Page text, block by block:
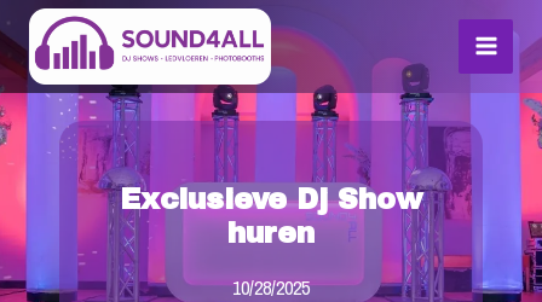
Skip
content
Exclusieve Dj Show
huren
10/28/2025